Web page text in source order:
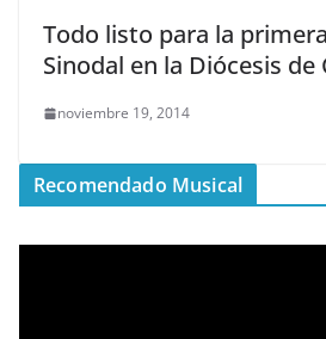
Todo listo para la
Sinodal en la Diócesis de
noviembre 19, 2014
Recomendado Musical